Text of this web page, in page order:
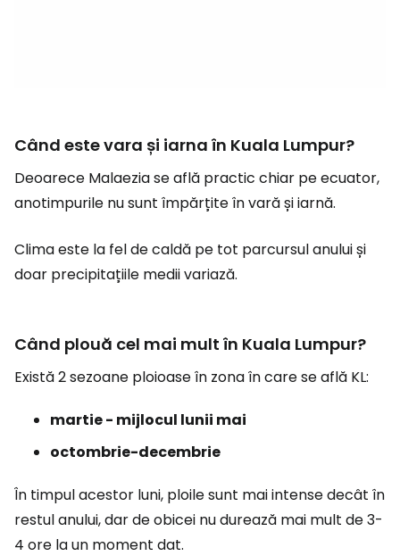
Când este vara și iarna în Kuala Lumpur?
Deoarece Malaezia se află practic chiar pe ecuator,
anotimpurile nu sunt împărțite în vară și iarnă.
Clima este la fel de caldă pe tot parcursul anului și
doar precipitațiile medii variază.
Când plouă cel mai mult în Kuala Lumpur?
Există 2 sezoane ploioase în zona în care se află KL:
martie - mijlocul lunii mai
octombrie-decembrie
În timpul acestor luni, ploile sunt mai intense decât în
restul anului, dar de obicei nu durează mai mult de 3-
4 ore la un moment dat.